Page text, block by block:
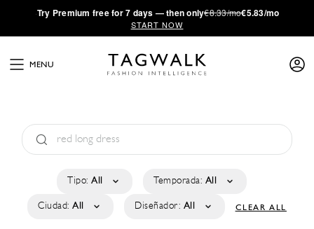
·Try Premium free for 7 days — then only€8.33/mo€5.83/mo
START NOW
MENU
Tipo: All Temporada: All
Ciudad: All Diseñador: All CLEAR ALL